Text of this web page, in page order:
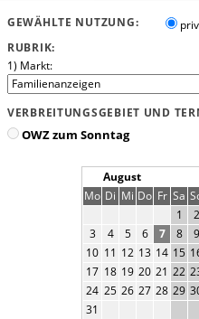
GEWÄHLTE NUTZUNG:
RUBRIK:
1) Markt:
VERBREITUNGSGEBIET UND
OWZ zum Sonntag
August
Mo Di Mi Do Fr Sa
1
2
3
4 5 6 7 8
9
10 11 12 13 14 15
17 18 19 20 21 22
24 25 26 27 28 29
31